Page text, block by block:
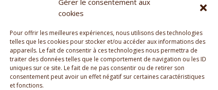
Gérer le consentement aux
cookies
Pour offrir les meilleures expériences, nous utilisons des technologies
telles que les cookies pour stocker et/ou accéder aux informations des
appareils. Le fait de consentir à ces technologies nous permettra de
traiter des données telles que le comportement de navigation ou les ID
uniques sur ce site. Le fait de ne pas consentir ou de retirer son
consentement peut avoir un effet négatif sur certaines caractéristiques
et fonctions.
Articles récents
Bonjour tout le monde !
Commentaires récents